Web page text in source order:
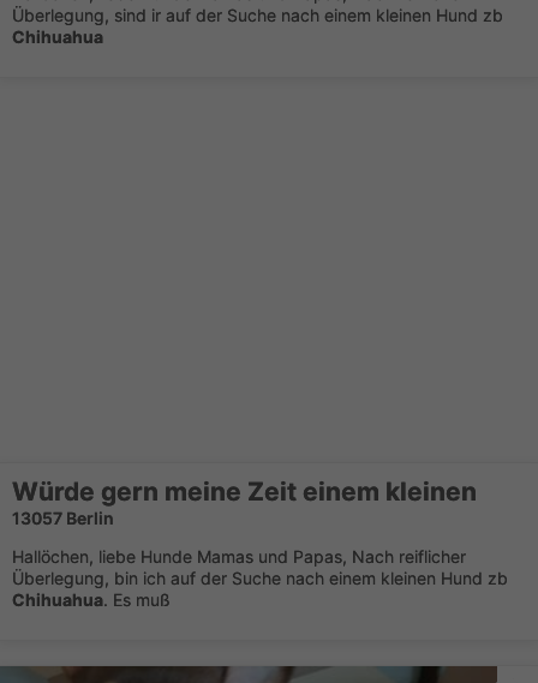
Überlegung, sind ir auf der Suche nach einem kleinen Hund zb
Chihuahua
Würde gern meine Zeit einem kleinen
13057 Berlin
Hallöchen, liebe Hunde Mamas und Papas, Nach reiflicher
Überlegung, bin ich auf der Suche nach einem kleinen Hund zb
Chihuahua. Es muß